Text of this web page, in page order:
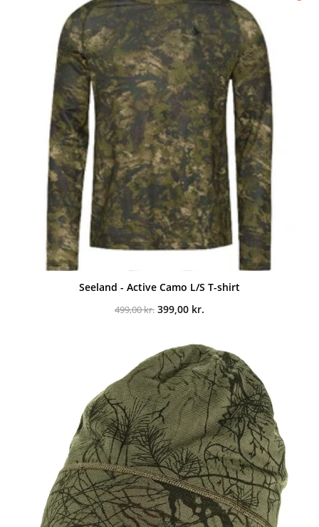
Seeland - Active Camo L/S T-shirt
499,00kr. Den
499,00 kr..
399,00 kr.
er:
399,00 kr..